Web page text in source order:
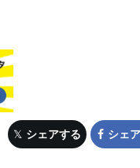
シェアする シェ